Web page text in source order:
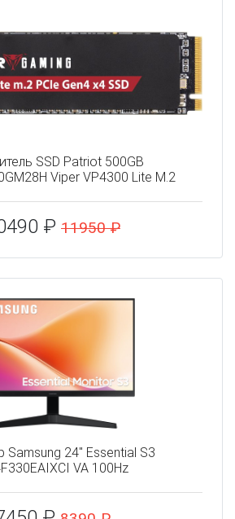
SSD Patriot 500GB
Viper VP4300 Lite M.2
₽ 11950 ₽
Samsung 24" Essential S3
VA 100Hz